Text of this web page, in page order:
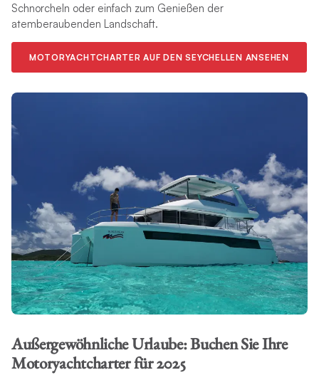
Schnorcheln oder einfach zum Genießen der
atemberaubenden Landschaft.
MOTORYACHTCHARTER AUF DEN SEYCHELLEN ANSEHEN
Außergewöhnliche Urlaube: Buchen Sie Ihre
Motoryachtcharter für 2025